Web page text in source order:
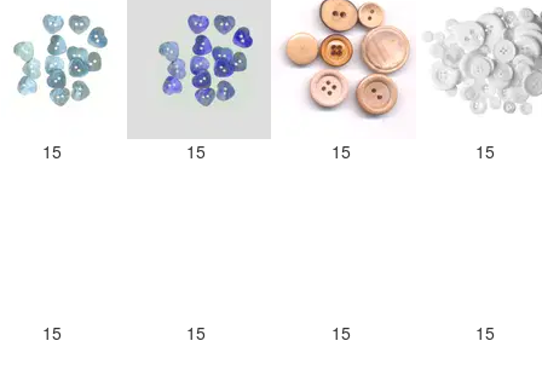
15 15 15 15
15 15 15 15